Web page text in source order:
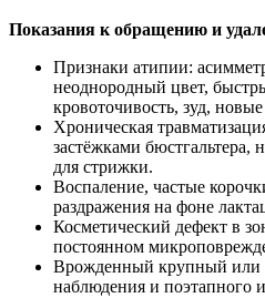
Показания к обращению и
Признаки атипии:
неоднородный цвет,
кровоточивость, зуд,
Хроническая
застёжками бюстгальтера,
для стрижки.
Воспаление, частые
раздражения на фоне
Косметический дефект в
постоянном
Врожденный крупный или
наблюдения и поэтапного